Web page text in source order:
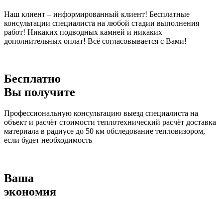
Наш клиент – информированный клиент! Бесплатные
консультации специалиста на любой стадии выполнения
работ! Никаких подводных камней и никаких
дополнительных оплат! Всё согласовывается с Вами!
Бесплатно
Вы получите
Профессиональную консультацию выезд специалиста на
объект и расчёт стоимости теплотехнический расчёт доставка
материала в радиусе до 50 км обследование тепловизором,
если будет необходимость
Ваша
экономия